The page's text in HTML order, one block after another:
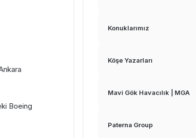
Boeing
Konuklarımız
Köşe Yazarları
Mavi Gök Havacılık | MGA
Paterna Group